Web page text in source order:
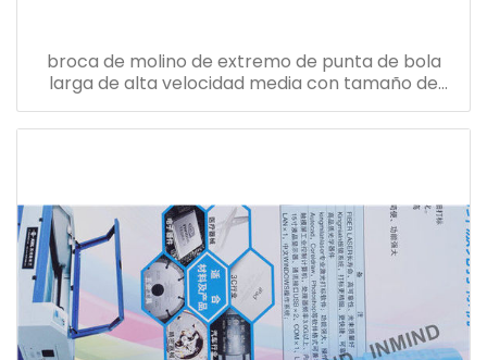
broca de molino de extremo de punta de bola
larga de alta velocidad media con tamaño de
grano de 0.5 - 0.6 um